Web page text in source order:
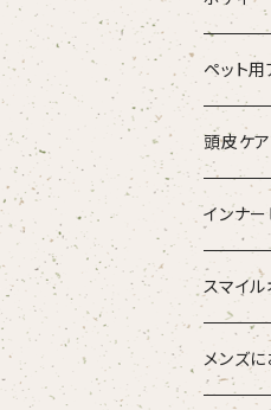
トリート
トリート
スタイ
ストレー
ブラシ
スタイリ
ETORAS
除毛ク
化粧水
ペット用
ワンちゃ
ブラシ
頭皮ケ
強髪
nine
スキャ
インナー
青粒
海活潤
スマイ
メンズ